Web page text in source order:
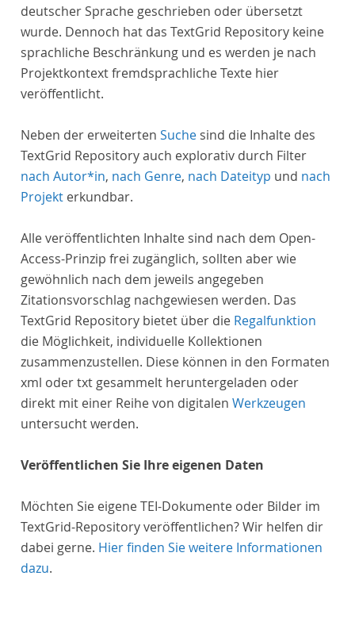
deutscher Sprache geschrieben oder übersetzt
wurde. Dennoch hat das TextGrid Repository keine
sprachliche Beschränkung und es werden je nach
Projektkontext fremdsprachliche Texte hier
veröffentlicht.
Neben der erweiterten Suche sind die Inhalte des
TextGrid Repository auch explorativ durch Filter
nach Autor*in, nach Genre, nach Dateityp und nach
Projekt erkundbar.
Alle veröffentlichten Inhalte sind nach dem Open-
Access-Prinzip frei zugänglich, sollten aber wie
gewöhnlich nach dem jeweils angegeben
Zitationsvorschlag nachgewiesen werden. Das
TextGrid Repository bietet über die Regalfunktion
die Möglichkeit, individuelle Kollektionen
zusammenzustellen. Diese können in den Formaten
xml oder txt gesammelt heruntergeladen oder
direkt mit einer Reihe von digitalen Werkzeugen
untersucht werden.
Veröffentlichen Sie Ihre eigenen Daten
Möchten Sie eigene TEI-Dokumente oder Bilder im
TextGrid-Repository veröffentlichen? Wir helfen dir
dabei gerne. Hier finden Sie weitere Informationen
dazu.